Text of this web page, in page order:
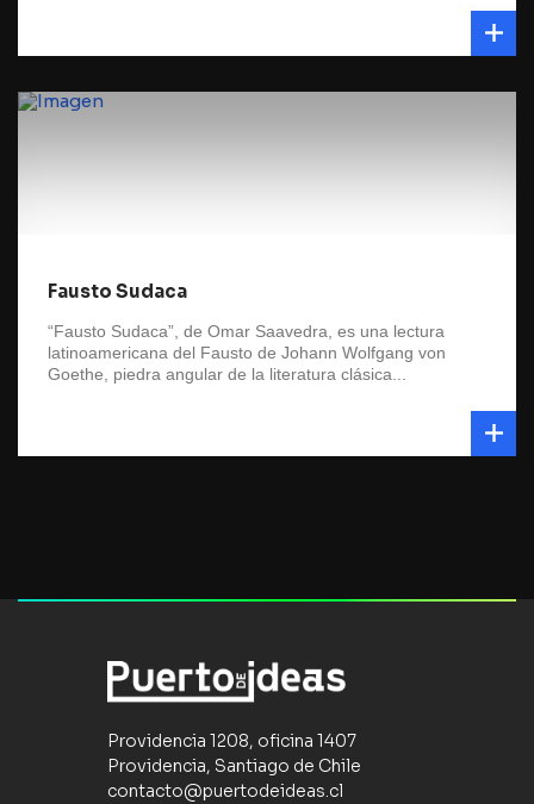
Fausto Sudaca
“Fausto Sudaca”, de Omar Saavedra, es una lectura
latinoamericana del Fausto de Johann Wolfgang von
Goethe, piedra angular de la literatura clásica...
Providencia 1208, oficina 1407
Providencia, Santiago de Chile
contacto@puertodeideas.cl